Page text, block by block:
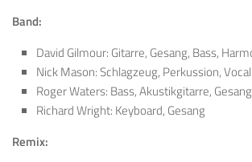
Band:
David Gilmour: Gitarre, Gesang, Bass,
Nick Mason: Schlagzeug, Perkussion,
Roger Waters: Bass, Akustikgitarre, Gesang
Richard Wright: Keyboard, Gesang
Remix: